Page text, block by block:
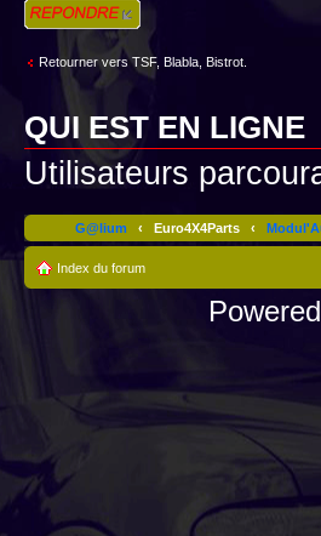
Répondre
Retourner vers TSF, Blabla, Bistrot.
QUI EST EN LIGNE
Utilisateurs
G@lium ‹ Euro4X4Parts ‹
Index du forum